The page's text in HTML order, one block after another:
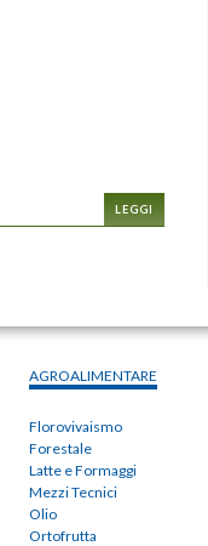
LEGGI
AGROALIMENTARE
Florovivaismo
Forestale
Latte e Formaggi
Mezzi Tecnici
Olio
Ortofrutta